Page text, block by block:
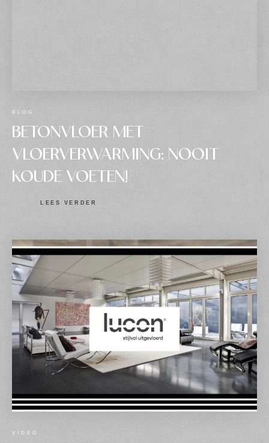
BLOG
BETONVLOER MET
VLOERVERWARMING: NOOIT
KOUDE VOETEN!
LEES VERDER
VIDEO